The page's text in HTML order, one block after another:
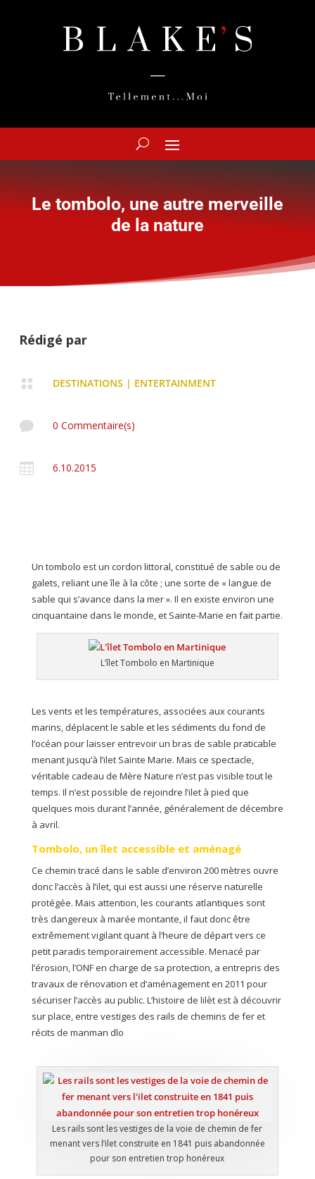
Le tombolo, une autre merveille
de la nature
Rédigé par
 DESTINATIONS | ENTERTAINMENT
 0 Commentaire(s)
 6.10.2015
Un tombolo est un cordon littoral, constitué de sable ou de
galets, reliant une île à la côte ; une sorte de « langue de
sable qui s’avance dans la mer ». Il en existe environ une
cinquantaine dans le monde, et Sainte-Marie en fait partie.
L’îlet Tombolo en Martinique
Les vents et les températures, associées aux courants
marins, déplacent le sable et les sédiments du fond de
l’océan pour laisser entrevoir un bras de sable praticable
menant jusqu’à l’ilet Sainte Marie. Mais ce spectacle,
véritable cadeau de Mère Nature n’est pas visible tout le
temps. Il n’est possible de rejoindre l’ilet à pied que
quelques mois durant l’année, généralement de décembre
à avril.
Tombolo, un îlet accessible et aménagé
Ce chemin tracé dans le sable d’environ 200 mètres ouvre
donc l’accès à l’ilet, qui est aussi une réserve naturelle
protégée. Mais attention, les courants atlantiques sont
très dangereux à marée montante, il faut donc être
extrêmement vigilant quant à l’heure de départ vers ce
petit paradis temporairement accessible. Menacé par
l’érosion, l’ONF en charge de sa protection, a entrepris des
travaux de rénovation et d’aménagement en 2011 pour
sécuriser l’accès au public. L’histoire de lilèt est à découvrir
sur place, entre vestiges des rails de chemins de fer et
récits de manman dlo
Les rails sont les vestiges de la voie de chemin de fer
menant vers l’ilet construite en 1841 puis abandonnée
pour son entretien trop honéreux